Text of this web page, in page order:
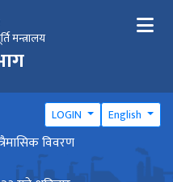
मन्त्रालय
LOGIN English
विवरण